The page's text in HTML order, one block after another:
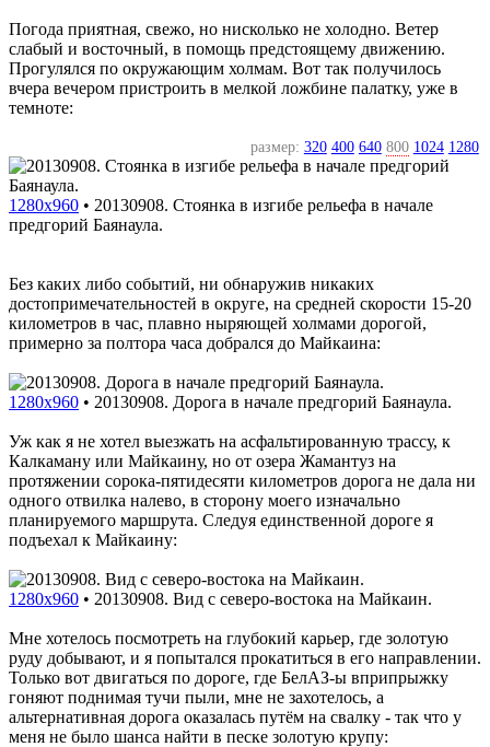
Погода приятная, свежо, но нисколько не холодно. Ветер
слабый и восточный, в помощь предстоящему движению.
Прогулялся по окружающим холмам. Вот так получилось
вчера вечером пристроить в мелкой ложбине палатку, уже в
темноте:
размер: 320 400 640 800 1024 1280
1280x960 • 20130908. Стоянка в изгибе рельефа в начале
предгорий Баянаула.
Без каких либо событий, ни обнаружив никаких
достопримечательностей в округе, на средней скорости 15-20
километров в час, плавно ныряющей холмами дорогой,
примерно за полтора часа добрался до Майкаина:
1280x960 • 20130908. Дорога в начале предгорий Баянаула.
Уж как я не хотел выезжать на асфальтированную трассу, к
Калкаману или Майкаину, но от озера Жамантуз на
протяжении сорока-пятидесяти километров дорога не дала ни
одного отвилка налево, в сторону моего изначально
планируемого маршрута. Следуя единственной дороге я
подъехал к Майкаину:
1280x960 • 20130908. Вид с северо-востока на Майкаин.
Мне хотелось посмотреть на глубокий карьер, где золотую
руду добывают, и я попытался прокатиться в его направлении.
Только вот двигаться по дороге, где БелАЗ-ы вприпрыжку
гоняют поднимая тучи пыли, мне не захотелось, а
альтернативная дорога оказалась путём на свалку - так что у
меня не было шанса найти в песке золотую крупу: